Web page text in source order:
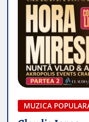
MUZICA